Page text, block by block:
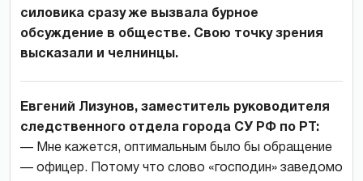
силовика сразу же вызвала бурное
обсуждение в обществе. Свою точку зрения
высказали и челнинцы.
Евгений Лизунов, заместитель руководителя
следственного отдела города СУ РФ по РТ:
— Мне кажется, оптимальным было бы обращение
— офицер. Потому что слово «господин» заведомо